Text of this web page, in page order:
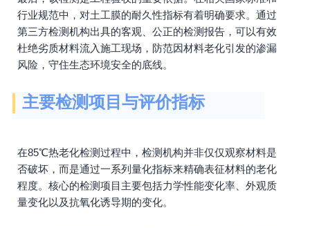
行业规范中，对土工膜的耐久性指标有着明确要求。通过
第三方检测机构出具的客观、公正的检测报告，可以有效
杜绝劣质材料流入施工现场，防范因材料老化引发的渗漏
风险，守住生态环境安全的底线。
主要检测项目与评价指标
在85℃热老化检测过程中，检测机构并非仅仅观察材料是
否破坏，而是通过一系列量化指标来精确表征材料的老化
程度。核心的检测项目主要包括力学性能变化率、外观质
量变化以及抗氧化诱导期的变化。